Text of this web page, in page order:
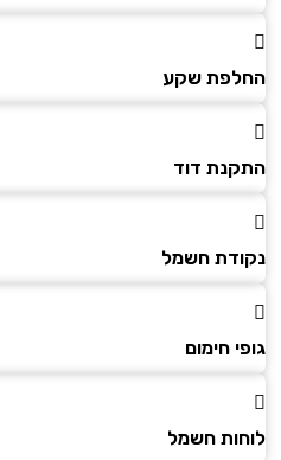
שקע
דוד
חשמל
חימום
חשמל